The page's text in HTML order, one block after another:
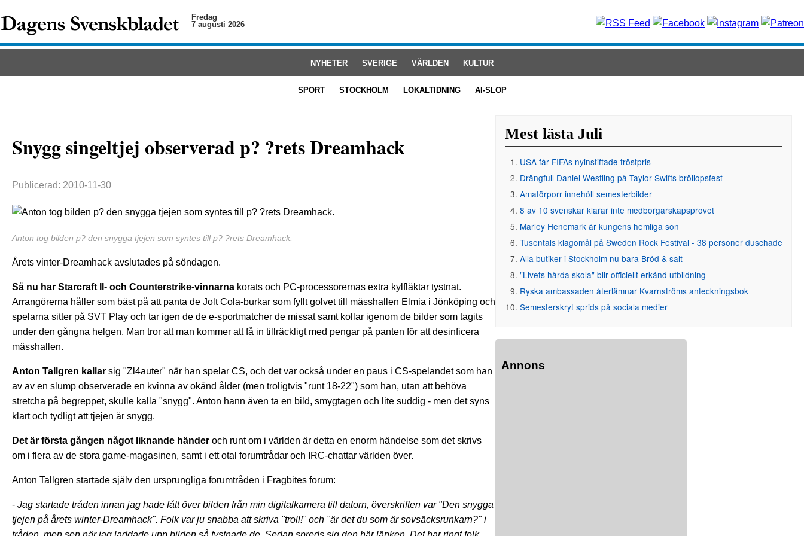
Fredag
7 augusti 2026
NYHETER SVERIGE VÄRLDEN KULTUR
SPORT STOCKHOLM LOKALTIDNING AI-SLOP
Snygg singeltjej observerad p? ?rets Dreamhack
Publicerad: 2010-11-30
Anton tog bilden p? den snygga tjejen som syntes till p? ?rets Dreamhack.
Årets vinter-Dreamhack avslutades på söndagen.
Så nu har Starcraft II- och Counterstrike-vinnarna korats och PC-processorernas extra kylfläktar tystnat.
Arrangörerna håller som bäst på att panta de Jolt Cola-burkar som fyllt golvet till mässhallen Elmia i Jönköping och
spelarna sitter på SVT Play och tar igen de de e-sportmatcher de missat samt kollar igenom de bilder som tagits
under den gångna helgen. Man tror att man kommer att få in tillräckligt med pengar på panten för att desinficera
mässhallen.
Anton Tallgren kallar sig "Zl4auter" när han spelar CS, och det var också under en paus i CS-spelandet som han
av av en slump observerade en kvinna av okänd ålder (men troligtvis "runt 18-22") som han, utan att behöva
stretcha på begreppet, skulle kalla "snygg". Anton hann även ta en bild, smygtagen och lite suddig - men det syns
klart och tydligt att tjejen är snygg.
Det är första gången något liknande händer och runt om i världen är detta en enorm händelse som det skrivs
om i flera av de stora game-magasinen, samt i ett otal forumtrådar och IRC-chattar världen över.
Anton Tallgren startade själv den ursprungliga forumtråden i Fragbites forum:
- Jag startade tråden innan jag hade fått över bilden från min digitalkamera till datorn, överskriften var "Den snygga
tjejen på årets winter-Dreamhack". Folk var ju snabba att skriva "troll!" och "är det du som är sovsäcksrunkarn?" i
Mest lästa Juli
USA får FIFAs nyinstiftade tröstpris
Drängfull Daniel Westling på Taylor Swifts bröllopsfest
Amatörporr innehöll semesterbilder
8 av 10 svenskar klarar inte medborgarskapsprovet
Marley Henemark är kungens hemliga son
Tusentals klagomål på Sweden Rock Festival - 38 personer duschade
Alla butiker i Stockholm nu bara Bröd & salt
"Livets hårda skola" blir officiellt erkänd utbildning
Ryska ambassaden återlämnar Kvarnströms anteckningsbok
Semesterskryt sprids på sociala medier
Annons